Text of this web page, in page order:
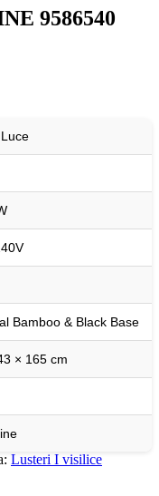
9586540
Bamboo & Black Base
× 165 cm
Lusteri I visilice